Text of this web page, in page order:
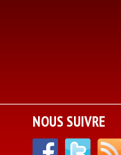
NOUS SUIVRE